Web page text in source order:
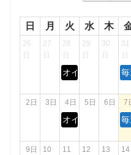
日 月 火 水 木
26
27
28
オイル交換【OLC
29
30
31
2日 3日 4日
オイル交換【OLC
5日 6日 7
9日
10
11
12
13
14